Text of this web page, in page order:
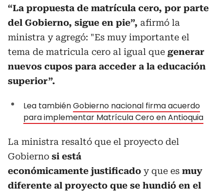
“La propuesta de matrícula cero, por parte
del Gobierno, sigue en pie”, afirmó la
ministra y agregó: "Es muy importante el
tema de matricula cero al igual que generar
nuevos cupos para acceder a la educación
superior”.
Lea tambiénGobierno nacional firma acuerdo
para implementar Matrícula Cero en Antioquia
La ministra resaltó que el proyecto del
Gobierno si está
económicamente justificado y que es muy
diferente al proyecto que se hundió en el